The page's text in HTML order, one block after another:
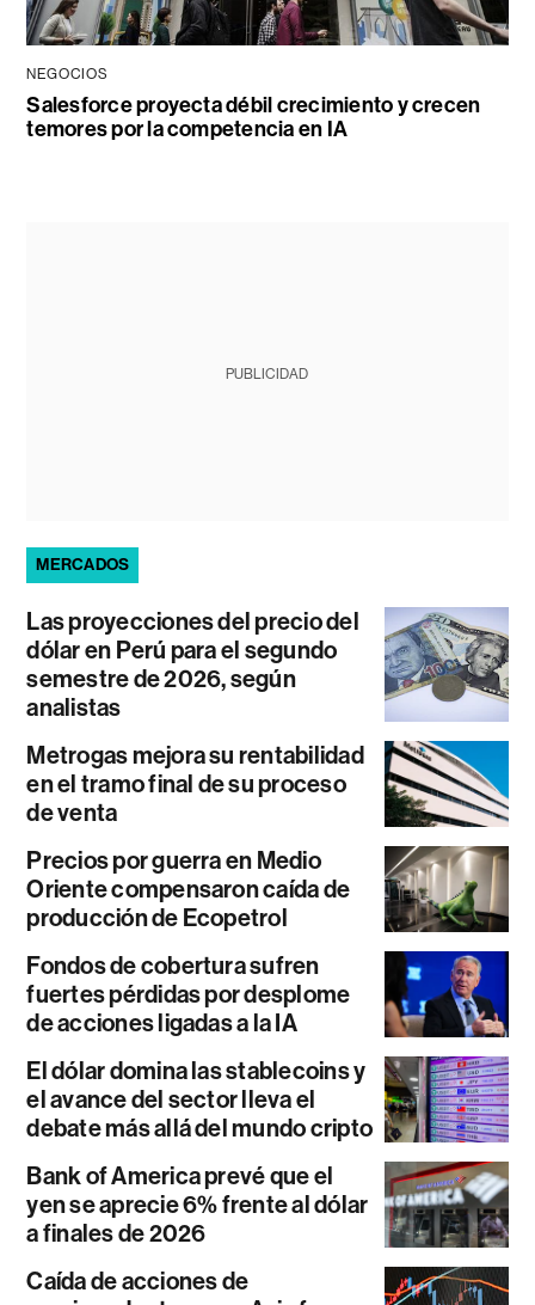
NEGOCIOS
Salesforce proyecta débil crecimiento y crecen
temores por la competencia en IA
PUBLICIDAD
MERCADOS
Las proyecciones del precio del
dólar en Perú para el segundo
semestre de 2026, según
analistas
Metrogas mejora su rentabilidad
en el tramo final de su proceso
de venta
Precios por guerra en Medio
Oriente compensaron caída de
producción de Ecopetrol
Fondos de cobertura sufren
fuertes pérdidas por desplome
de acciones ligadas a la IA
El dólar domina las stablecoins y
el avance del sector lleva el
debate más allá del mundo cripto
Bank of America prevé que el
yen se aprecie 6% frente al dólar
a finales de 2026
Caída de acciones de